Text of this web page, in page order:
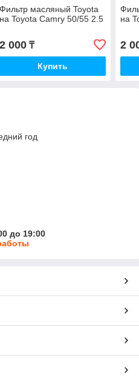
Фильтр масляный Toyota
на Toyota Camry 50/55 2.5
2 000₸
Купить
на
2
год
до 19:00